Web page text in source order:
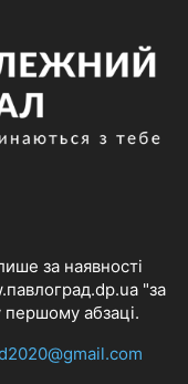
за наявності
"за
першому абзаці.